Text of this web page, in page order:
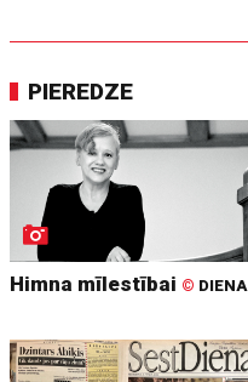
PIEREDZE
Himna mīlestībai © DIENA